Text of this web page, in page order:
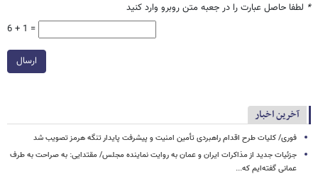
* لطفا حاصل عبارت را در جعبه متن روبرو وارد کنید
6 + 1 =
ارسال
آخرین اخبار
فوری/ کلیات طرح اقدام راهبردی تأمین امنیت و پیشرفت پایدار تنگه هرمز تصویب شد
جزئیات جدید از مذاکرات ایران و عمان به روایت نماینده مجلس/ مقتدایی: به صراحت به طرف
عمانی گفته‌ایم که...